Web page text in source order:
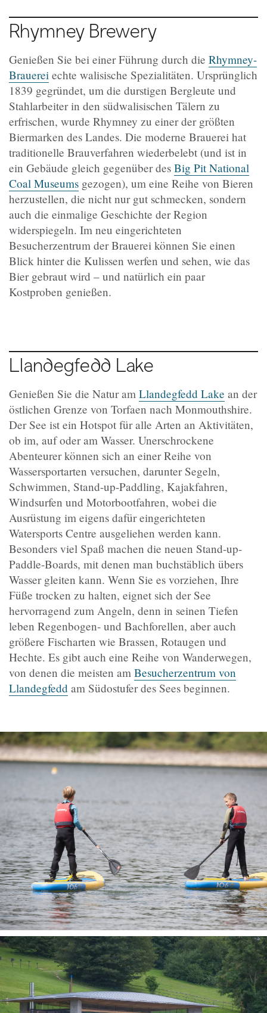
Rhymney Brewery
Genießen Sie bei einer Führung durch die Rhymney-
Brauerei echte walisische Spezialitäten. Ursprünglich
1839 gegründet, um die durstigen Bergleute und
Stahlarbeiter in den südwalisischen Tälern zu
erfrischen, wurde Rhymney zu einer der größten
Biermarken des Landes. Die moderne Brauerei hat
traditionelle Brauverfahren wiederbelebt (und ist in
ein Gebäude gleich gegenüber des Big Pit National
Coal Museums gezogen), um eine Reihe von Bieren
herzustellen, die nicht nur gut schmecken, sondern
auch die einmalige Geschichte der Region
widerspiegeln. Im neu eingerichteten
Besucherzentrum der Brauerei können Sie einen
Blick hinter die Kulissen werfen und sehen, wie das
Bier gebraut wird – und natürlich ein paar
Kostproben genießen.
Llandegfedd Lake
Genießen Sie die Natur am Llandegfedd Lake an der
östlichen Grenze von Torfaen nach Monmouthshire.
Der See ist ein Hotspot für alle Arten an Aktivitäten,
ob im, auf oder am Wasser. Unerschrockene
Abenteurer können sich an einer Reihe von
Wassersportarten versuchen, darunter Segeln,
Schwimmen, Stand-up-Paddling, Kajakfahren,
Windsurfen und Motorbootfahren, wobei die
Ausrüstung im eigens dafür eingerichteten
Watersports Centre ausgeliehen werden kann.
Besonders viel Spaß machen die neuen Stand-up-
Paddle-Boards, mit denen man buchstäblich übers
Wasser gleiten kann. Wenn Sie es vorziehen, Ihre
Füße trocken zu halten, eignet sich der See
hervorragend zum Angeln, denn in seinen Tiefen
leben Regenbogen- und Bachforellen, aber auch
größere Fischarten wie Brassen, Rotaugen und
Hechte. Es gibt auch eine Reihe von Wanderwegen,
von denen die meisten am Besucherzentrum von
Llandegfedd am Südostufer des Sees beginnen.